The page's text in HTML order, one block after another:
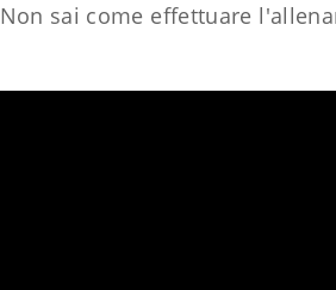
Non sai come effettuare